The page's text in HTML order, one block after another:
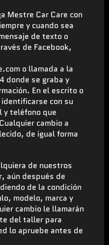
Mestre Car Care con
y cuando sea
de texto o
de Facebook,
o llamada a la
donde se graba y
En el escrito o
con su
y teléfono que
cambio a
de igual forma
de nuestros
aún después de
de la condición
modelo, marca y
cambio le llamarán
del taller para
lo apruebe antes de